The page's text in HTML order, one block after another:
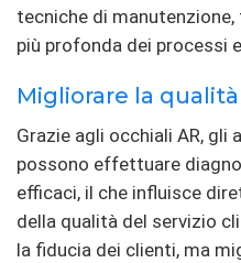
tecniche di
più profonda dei processi
Migliorare la qualità
Grazie agli occhiali AR,
possono effettuare
efficaci, il che influisce
della qualità del servizio
la fiducia dei clienti, ma